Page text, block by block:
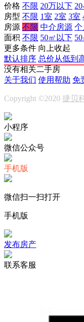
价格 不限 20万以下
房型 不限 1室 2室 3室
房源 不限 中介房源 个
面积 不限 50㎡以下
更多条件 向上收起
默认排序 总价从低到
没有相关二手房
关于我们 使用帮助 免
Copyright ©2020 捷贝
小程序
微信公众号
手机版
微信扫一扫打开
手机版
发布房产
联系客服